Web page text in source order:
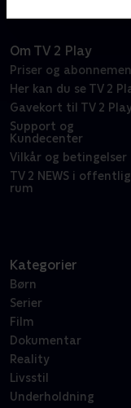
Om TV 2 Play
Priser og
Her kan du se TV 2
Gavekort til TV 2 Play
Support og
Kundecenter
Vilkår og betingelser
TV 2 NEWS i
rum
Kategorier
Børn
Serier
Film
Dokumentar
Reality
Livsstil
Underholdning